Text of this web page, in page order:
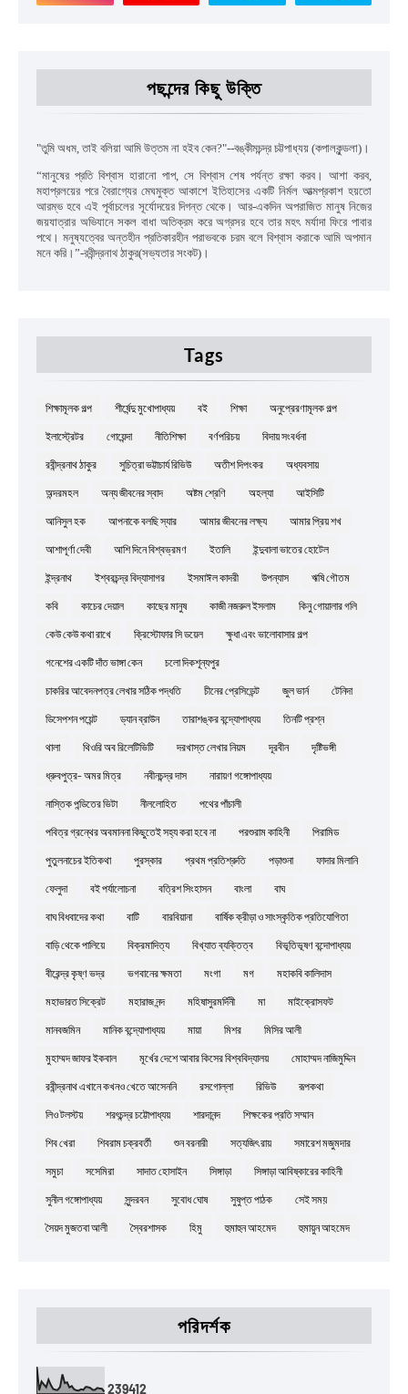
পছন্দের কিছু উক্তি
"তুমি অধম ,তাই বলিয়া আমি উত্তম না হইব কেন?"--বঙ্কীমচন্দ্র চট্টপাধ্যয় (কপালকুন্ডলা)।
“মানুষের প্রতি বিশ্বাস হারানো পাপ, সে বিশ্বাস শেষ পর্যন্ত রক্ষা করব। আশা করব
মহাপ্রলয়ের পরে বৈরাগ্যের মেঘমুক্ত আকাশে ইতিহাসের একটি নির্মল আত্মপ্রকাশ হয়তো
আরম্ভ হবে এই পূর্বাচলের সূর্যোদয়ের দিগন্ত থেকে। আর-একদিন অপরাজিত মানুষ নিজের
জয়যাত্রার অভিযানে সকল বাধা অতিক্রম করে অগ্রসর হবে তার মহৎ মর্যাদা ফিরে পাবার
পথে। মনুষ্যত্বের অন্তহীন প্রতিকারহীন পরাভবকে চরম বলে বিশ্বাস করাকে আমি অপমান
মনে করি।”-রবীন্দ্রনাথ ঠাকুর(সভ্যতার সংকট)।
Tags
শিক্ষামূলক গল্প শীর্ষেন্দু মুখোপাধ্যয় বই শিক্ষা অনুপ্রেরণামূলক গল্প
ইলাস্ট্রেটর গোয়েন্দা নীতিশিক্ষা বর্ণপরিচয় বিদায় সংবর্ধনা
রবীন্দ্রনাথ ঠাকুর সুচিত্রা ভট্টাচার্য রিভিউ অতীশ দিপংকর অধ্যবসায়
অন্দরমহল অন্য জীবনের স্বাদ অষ্টম শ্রেণি অহল্যা আইসিটি
আনিসুল হক আপনাকে বলছি স্যার আমার জীবনের লক্ষ্য আমার প্রিয় শখ
আশাপূর্ণা দেবী আশি দিনে বিশ্বভ্রমণ ইতালি ইন্দুবালা ভাতের হোটেল
ইন্দ্রনাথ ইশ্বরচন্দ্র বিদ্যাসাগর ইসমাঈল কাদরী উপন্যাস ঋষি গৌতম
কবি কাচের দেয়াল কাছের মানুষ কাজী নজরুল ইসলাম কিনু গোয়ালার গলি
কেউ কেউ কথা রাখে ক্রিস্টোফার সি ডয়েল ক্ষুধা এবং ভালোবাসার গল্প
গনেশের একটি দাঁত ভাঙ্গা কেন চলো দিকশূন্যপুর
চাকরির আবেদনপত্র লেখার সঠিক পদ্ধতি চীনের প্রেসিডেন্ট জুল ভার্ন টেনিদা
ডিসেপশন পয়েন্ট ড্যান ব্রাউন তারাশঙ্কর বন্দ্যোপাধ্যয় তিনটি প্রশ্ন
থালা থিওরি অব রিলেটিভিটি দরখাস্ত লেখার নিয়ম দূরবীন দৃষ্টিভঙ্গী
ধ্রুবপুত্র- অমর মিত্র নবীনচন্দ্র দাস নারায়ণ গঙ্গোপাধ্যয়
নাস্তিক পন্ডিতের ভিটা নীললোহিত পথের পাঁচালী
পবিত্র গ্রন্থের অবমাননা কিছুতেই সহ্য করা হবে না পরশুরাম কাহিনী পিরামিড
পুতুলনাচের ইতিকথা পুরস্কার প্রথম প্রতিশ্রুতি পড়াশুনা ফাদার মিলানি
ফেলুদা বই পর্যালোচনা বত্রিশ সিংহাসন বাংলা বাঘ
বাঘ বিধবাদের কথা বাটি বারবিয়ানা বার্ষিক ক্রীড়া ও সাংস্কৃতিক প্রতিযোগিতা
বাড়ি থেকে পালিয়ে বিক্রমাদিত্য বিখ্যাত ব্যক্তিত্ব বিভূতিভূষণ বন্দোপাধ্যয়
বীরেন্দ্র কৃষ্ণ ভদ্র ভগবানের ক্ষমতা মংগা মগ মহাকবি কালিদাস
মহাভারত সিক্রেট মহারাজ নন্দ মহিষাসুরমর্দিনী মা মাইক্রোসফট
মানবজমিন মানিক বন্দ্যোপাধ্যয় মায়া মিশর মিসির আলী
মুহাম্মদ জাফর ইকবাল মূর্খের দেশে আবার কিসের বিশ্ববিদ্যালয় মোহাম্মদ নাজিমুদ্দিন
রবীন্দ্রনাথ এখানে কখনও খেতে আসেননি রসগোল্লা রিভিউ রূপকথা
লিও টলস্টয় শরৎচন্দ্র চট্টোপাধ্যয় শারদানন্দ শিক্ষকের প্রতি সম্মান
শিব খেরা শিবরাম চক্রবর্তী শুন বরনারী সত্যজিৎ রায় সমারেশ মজুমদার
সমুচা সসেমিরা সাদাত হোসাইন সিঙ্গাড়া সিঙ্গাড়া আবিষ্কারের কাহিনী
সুনীল গঙ্গোপাধ্যয় সুন্দরবন সুবোধ ঘোষ সুষুপ্ত পাঠক সেই সময়
সৈয়দ মুজতবা আলী স্বৈরশাসক হিমু হুমাহুন আহমেদ হুমায়ুন আহমেদ
পরিদর্শক
239412